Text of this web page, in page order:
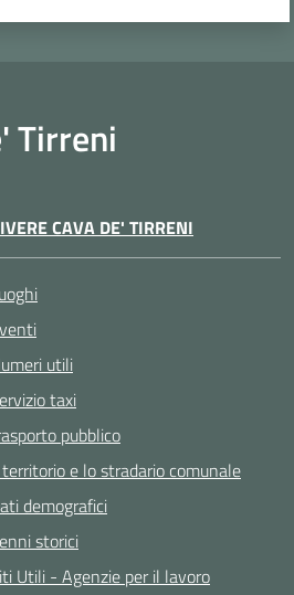
Tirreni
CAVA DE' TIRRENI
utili
taxi
pubblico
e lo stradario comunale
demografici
storici
Utili - Agenzie per il lavoro